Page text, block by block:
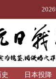
日本投降